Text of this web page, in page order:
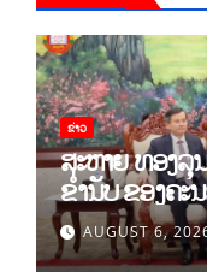
ຂ່າວ
ສະຫາຍ ທອງລຸ
ຂຳ່ນັບ ຂອງຄະ
ເມືອງແຫ່ງຊາ
ວິທະຍາສາດສັ
AUGUST 6,